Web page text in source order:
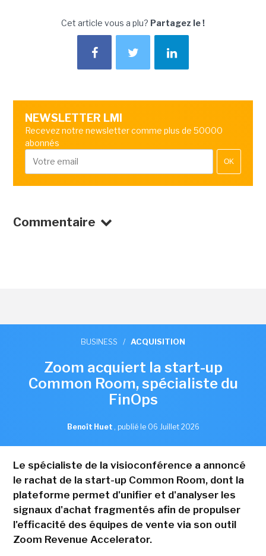
Cet article vous a plu? Partagez le !
NEWSLETTER LMI
Recevez notre newsletter comme plus de 50000
abonnés
OK
Commentaire
BUSINESS / ACQUISITION
Zoom acquiert la start-up
Common Room, spécialiste du
FinOps
Benoît Huet , publié le 06 Juillet 2026
Le spécialiste de la visioconférence a annoncé
le rachat de la start-up Common Room, dont la
plateforme permet d'unifier et d'analyser les
signaux d'achat fragmentés afin de propulser
l'efficacité des équipes de vente via son outil
Zoom Revenue Accelerator.